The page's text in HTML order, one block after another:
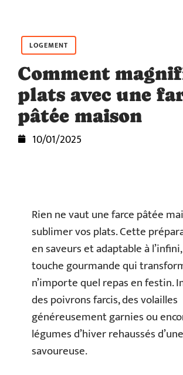
LOGEMENT
Comment
plats avec une
pâtée maison
10/01/2025
Rien ne vaut une farce pâtée
sublimer vos plats. Cette
en saveurs et adaptable à
touche gourmande qui
n’importe quel repas en festin.
des poivrons farcis, des volailles
généreusement garnies ou
légumes d’hiver rehaussés
savoureuse.